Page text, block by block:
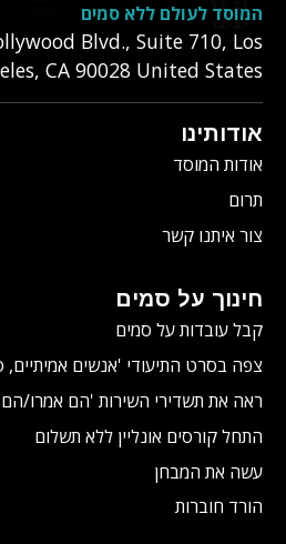
המוסד לעולם ללא סמים
Blvd., Suite 710, Los
, CA 90028 United States
אודותינו
אודות המוסד
תרום
צור איתנו קשר
חינוך על סמים
קבל עובדות על סמים
צפה בסרט התיעודי 'אנשים אמיתיים,
ראה את תשדירי השירות 'הם אמרו/הם
התחל קורסים אונליין ללא תשלום
עשה את המבחן
הורד חוברות